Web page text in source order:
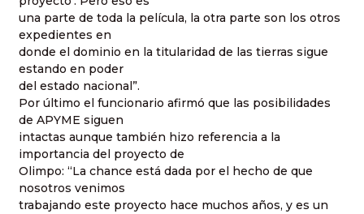
una parte de toda la película, la otra parte son los otros
expedientes en
donde el dominio en la titularidad de las tierras sigue
estando en poder
del estado nacional”.
Por último el funcionario afirmó que las posibilidades
de APYME siguen
intactas aunque también hizo referencia a la
importancia del proyecto de
Olimpo: “La chance está dada por el hecho de que
nosotros venimos
trabajando este proyecto hace muchos años, y es un